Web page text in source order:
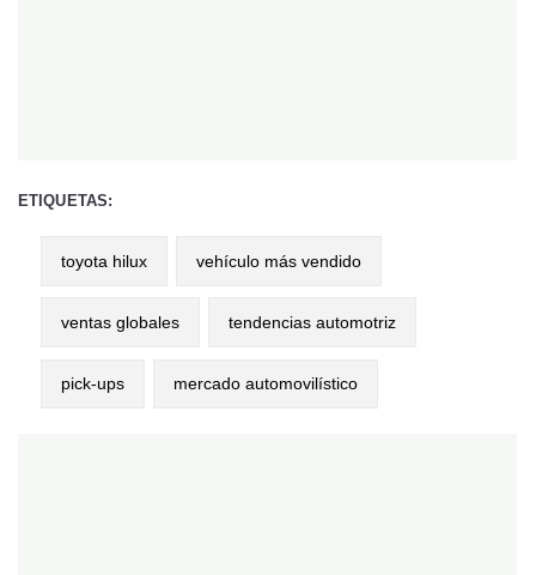
ETIQUETAS:
toyota hilux vehículo más vendido
ventas globales tendencias automotriz
pick-ups mercado automovilístico